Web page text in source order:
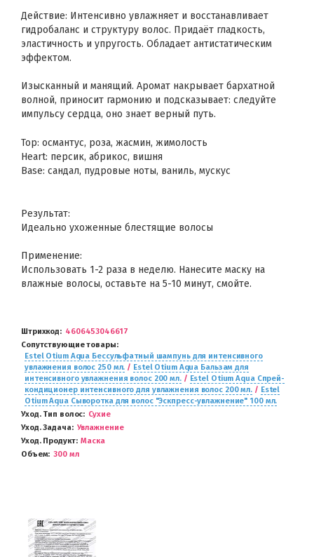
Действие: Интенсивно увлажняет и восстанавливает
гидробаланс и структуру волос. Придаёт гладкость,
эластичность и упругость. Обладает антистатическим
эффектом.
Изысканный и манящий. Аромат накрывает бархатной
волной, приносит гармонию и подсказывает: следуйте
импульсу сердца, оно знает верный путь.
Top: османтус, роза, жасмин, жимолость
Heart: персик, абрикос, вишня
Base: сандал, пудровые ноты, ваниль, мускус
Результат:
Идеально ухоженные блестящие волосы
Применение:
Использовать 1-2 раза в неделю. Нанесите маску на
влажные волосы, оставьте на 5-10 минут, смойте.
Штрихкод
4606453046617
Сопутствующие товары
Estel Otium Aqua Бессульфатный шампунь для интенсивного
увлажнения волос 250 мл. / Estel Otium Aqua Бальзам для
интенсивного увлажнения волос 200 мл./ Estel Otium Aqua Спрей-
кондиционер интенсивного для увлажнения волос 200 мл. / Estel
Otium Aqua Сыворотка для волос "Эскпресс-увлажнение" 100 мл.
Уход. Тип волос
Сухие
Уход. Задача
Увлажнение
Уход. Продукт
Маска
Объем
300 мл